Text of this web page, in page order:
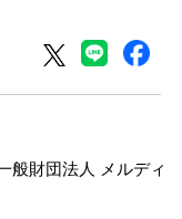
般財団法人 メルディ